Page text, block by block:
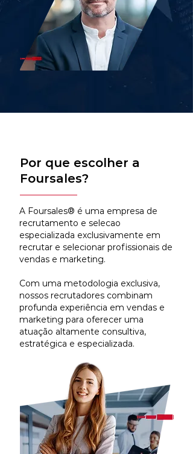
Por que escolher a
Foursales?
A Foursales® é uma empresa de
recrutamento e selecao
especializada exclusivamente em
recrutar e selecionar profissionais de
vendas e marketing.
Com uma metodologia exclusiva,
nossos recrutadores combinam
profunda experiência em vendas e
marketing para oferecer uma
atuação altamente consultiva,
estratégica e especializada.